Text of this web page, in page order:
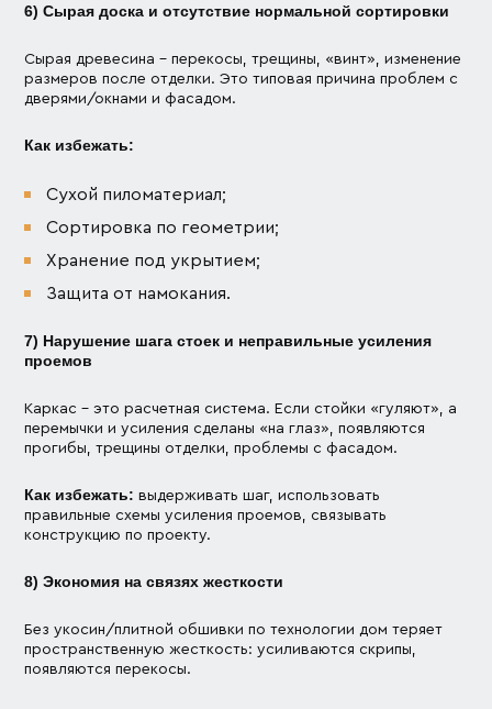
6) Сырая доска и отсутствие нормальной сортировки
Сырая древесина – перекосы, трещины, «винт», изменение
размеров после отделки. Это типовая причина проблем с
дверями/окнами и фасадом.
Как избежать:
Сухой пиломатериал;
Сортировка по геометрии;
Хранение под укрытием;
Защита от намокания.
7) Нарушение шага стоек и неправильные усиления
проемов
Каркас – это расчетная система. Если стойки «гуляют», а
перемычки и усиления сделаны «на глаз», появляются
прогибы, трещины отделки, проблемы с фасадом.
Как избежать: выдерживать шаг, использовать
правильные схемы усиления проемов, связывать
конструкцию по проекту.
8) Экономия на связях жесткости
Без укосин/плитной обшивки по технологии дом теряет
пространственную жесткость: усиливаются скрипы,
появляются перекосы.